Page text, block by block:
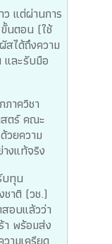
ว แต่ผ่านการ
นตอน (ใช้
ได้ถึงความ
ละรับมือ
าควิชา
สตร์ คณะ
วยความ
งแท้จริง
บทุน
าติ (วช.)
อบแล้วว่า
า พร้อมส่ง